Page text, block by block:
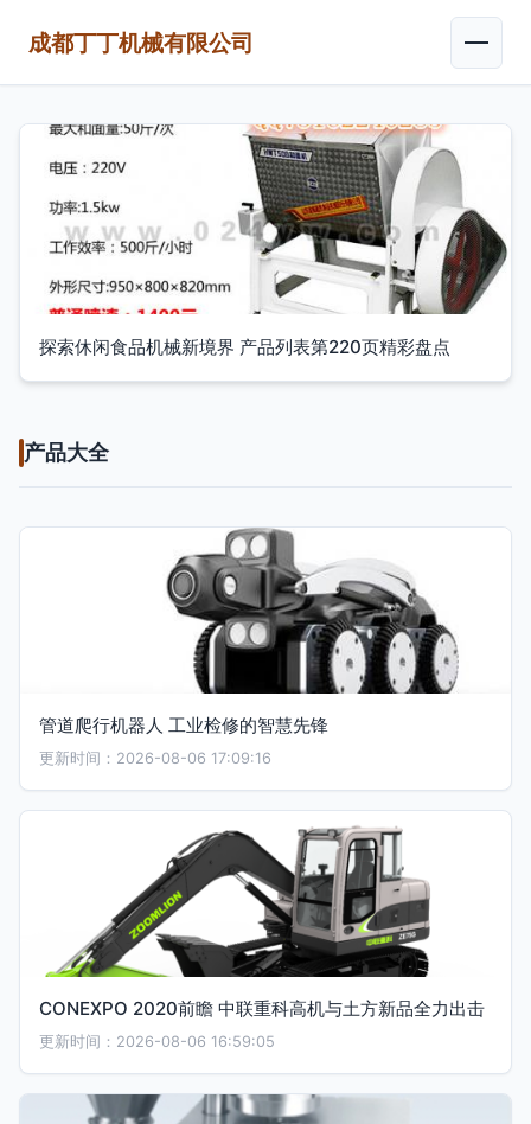
成都丁丁机械有限公司
探索休闲食品机械新境界 产品列表第220页精彩盘点
产品大全
管道爬行机器人 工业检修的智慧先锋
更新时间：2026-08-06 17:09:16
CONEXPO 2020前瞻 中联重科高机与土方新品全力出击
更新时间：2026-08-06 16:59:05